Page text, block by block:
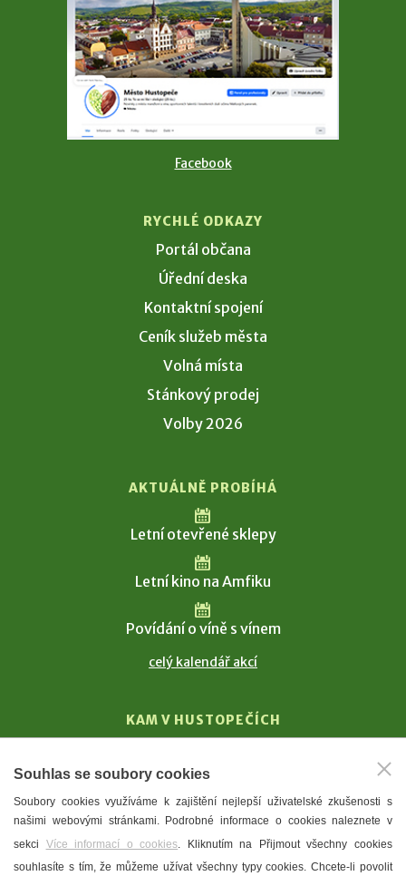
Facebook
RYCHLÉ ODKAZY
Portál občana
Úřední deska
Kontaktní spojení
Ceník služeb města
Volná místa
Stánkový prodej
Volby 2026
AKTUÁLNĚ PROBÍHÁ
Letní otevřené sklepy
Letní kino na Amfiku
Povídání o víně s vínem
celý kalendář akcí
KAM V HUSTOPEČÍCH
T. G. Masaryk
Mandloně
Ubytování
Restaurace
Souhlas se soubory cookies
Soubory cookies využíváme k zajištění nejlepší uživatelské zkušenosti s
našimi webovými stránkami. Podrobné informace o cookies naleznete v
sekci Více informací o cookies. Kliknutím na Přijmout všechny cookies
souhlasíte s tím, že můžeme užívat všechny typy cookies. Chcete-li povolit